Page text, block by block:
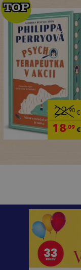
22,90€
18,09€
TOP
TOP